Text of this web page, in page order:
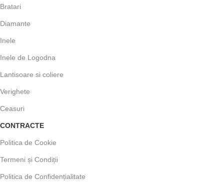
Bratari
Diamante
Inele
Inele de Logodna
Lantisoare si coliere
Verighete
Ceasuri
CONTRACTE
Politica de Cookie
Termeni și Condiții
Politica de Confidențialitate